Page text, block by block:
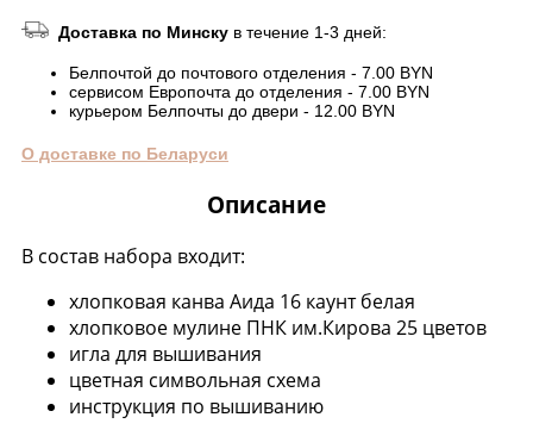
Доставка по Минску в течение 1-3 дней:
Белпочтой до почтового отделения - 7.00 BYN
сервисом Европочта до отделения - 7.00 BYN
курьером Белпочты до двери - 12.00 BYN
О доставке по Беларуси
Описание
В состав набора входит:
хлопковая канва Аида 16 каунт белая
хлопковое мулине ПНК им.Кирова 25 цветов
игла для вышивания
цветная символьная схема
инструкция по вышиванию